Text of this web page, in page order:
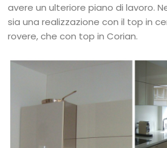
avere un ulteriore piano di lavoro.
sia una realizzazione con il top in
rovere, che con top in Corian.